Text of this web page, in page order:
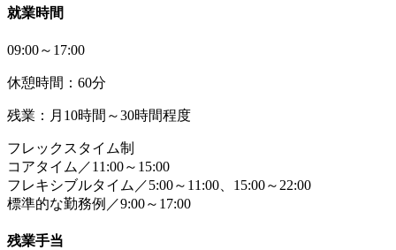
就業時間
09:00～17:00
休憩時間：60分
残業：月10時間～30時間程度
フレックスタイム制
コアタイム／11:00～15:00
フレキシブルタイム／5:00～11:00、15:00～22:00
標準的な勤務例／9:00～17:00
残業手当